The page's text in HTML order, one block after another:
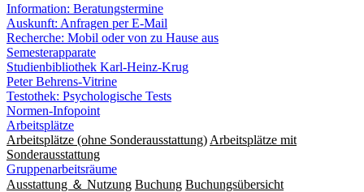
Information: Beratungstermine
Auskunft: Anfragen per E-Mail
Recherche: Mobil oder von zu Hause aus
Semesterapparate
Studienbibliothek Karl-Heinz-Krug
Peter Behrens-Vitrine
Testothek: Psychologische Tests
Normen-Infopoint
Arbeitsplätze
Arbeitsplätze (ohne Sonderausstattung) Arbeitsplätze mit
Sonderausstattung
Gruppenarbeitsräume
Ausstattung ＆ Nutzung Buchung Buchungsübersicht